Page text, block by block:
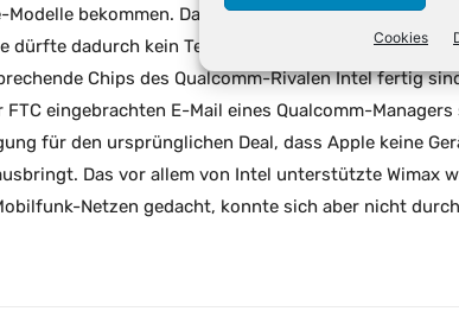
Cookies
Modelle bekommen. Dabei blieb unklar, woran genau
dürfte dadurch kein Telefon mit dem neuen 5G-
Chips des Qualcomm-Rivalen Intel fertig
FTC eingebrachten E-Mail eines Qualcomm-
für den ursprünglichen Deal, dass Apple keine
Das vor allem von Intel unterstützte Wimax
Netzen gedacht, konnte sich aber nicht